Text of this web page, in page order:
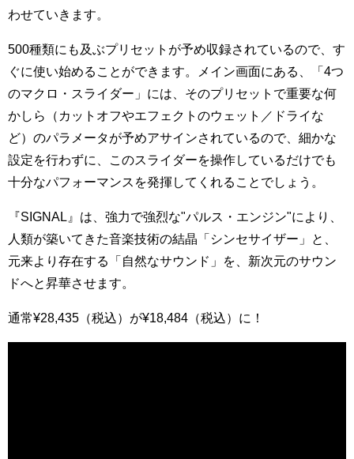
わせていきます。
500種類にも及ぶプリセットが予め収録されているので、す
ぐに使い始めることができます。メイン画面にある、「4つ
のマクロ・スライダー」には、そのプリセットで重要な何
かしら（カットオフやエフェクトのウェット／ドライな
ど）のパラメータが予めアサインされているので、細かな
設定を行わずに、このスライダーを操作しているだけでも
十分なパフォーマンスを発揮してくれることでしょう。
『SIGNAL』は、強力で強烈な"パルス・エンジン"により、
人類が築いてきた音楽技術の結晶「シンセサイザー」と、
元来より存在する「自然なサウンド」を、新次元のサウン
ドへと昇華させます。
通常¥28,435（税込）が¥18,484（税込）に！